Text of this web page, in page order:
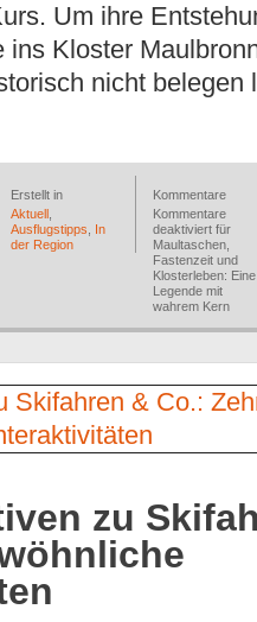
Um ihre
ins Kloster
nicht belegen
Erstellt in
Aktuell
Ausflugstipps
In
der Region
Kommentare
Kommentare
deaktiviert für
Maultaschen,
Fastenzeit und
Klosterleben: Eine
Legende mit
wahrem Kern
zu